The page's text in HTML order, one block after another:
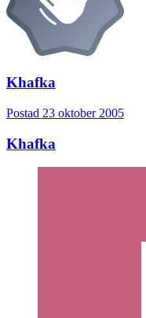
Khafka
Postad 23 oktober 2005
Khafka